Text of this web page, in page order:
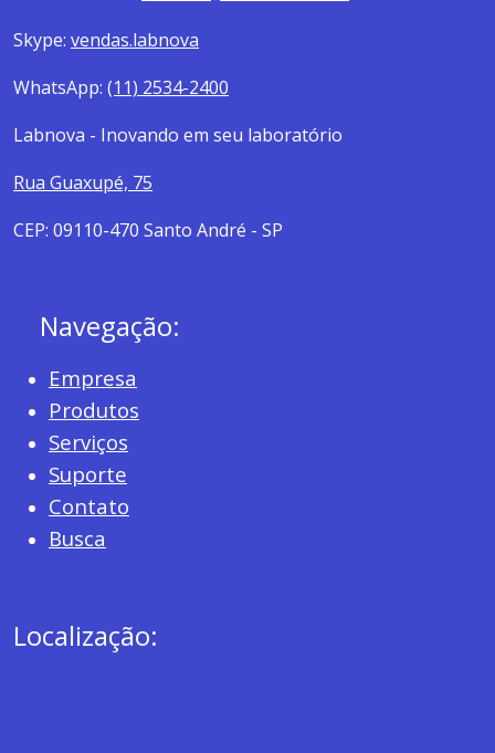
Skype: vendas.labnova
WhatsApp: (11) 2534-2400
Labnova - Inovando em seu laboratório
Rua Guaxupé, 75
CEP: 09110-470 Santo André - SP
Navegação:
Empresa
Produtos
Serviços
Suporte
Contato
Busca
Localização: